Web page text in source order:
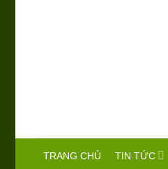
TRANG CHỦ TIN TỨC